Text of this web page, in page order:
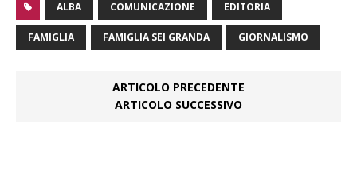
ALBA COMUNICAZIONE EDITORIA
FAMIGLIA FAMIGLIA SEI GRANDA GIORNALISMO
ARTICOLO PRECEDENTE
ARTICOLO SUCCESSIVO